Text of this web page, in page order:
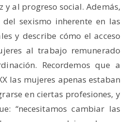
y al progreso social. Además,
sexismo inherente en las
y describe cómo el acceso
al trabajo remunerado
Recordemos que a
las mujeres apenas estaban
en ciertas profesiones, y
“necesitamos cambiar las